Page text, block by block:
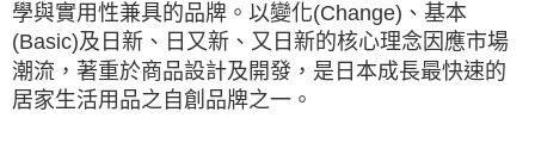
學與實用性兼具的品牌。以變化(Change)、基本
(Basic)及日新、日又新、又日新的核心理念因應市場
潮流，著重於商品設計及開發，是日本成長最快速的
居家生活用品之自創品牌之一。